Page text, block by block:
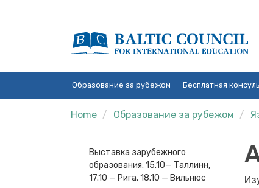
Образование за рубежом Бесплатная
Home Образование за рубежом
Выставка зарубежного
образования: 15.10— Таллинн,
17.10 — Рига, 18.10 — Вильнюс